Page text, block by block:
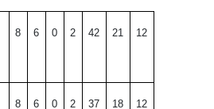
8 6 0 2 42 21 12
8 6 0 2 37 18 12